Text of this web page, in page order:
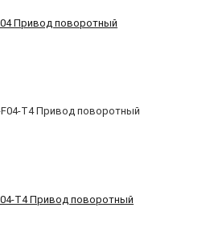
Привод поворотный
T4 Привод поворотный